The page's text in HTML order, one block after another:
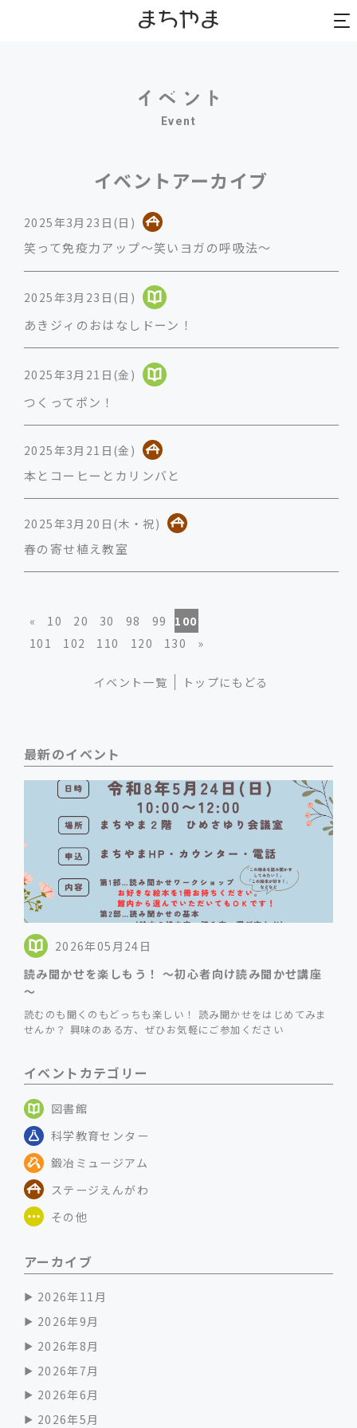
Event
イベントアーカイブ
2025年3月23日(日)
笑って免疫力アップ～笑いヨガの呼吸法～
2025年3月23日(日)
あきジィのおはなしドーン！
2025年3月21日(金)
つくってポン！
2025年3月21日(金)
本とコーヒーとカリンバと
2025年3月20日(木・祝)
春の寄せ植え教室
« 10 20 30 98 99
100
101
102 110 120 130 »
イベント一覧 トップにもどる
最新のイベント
2026年05月24日
読み聞かせを楽しもう！ ～初心者向け読み聞かせ講座
～
読むのも聞くのもどっちも楽しい！ 読み聞かせをはじめてみま
せんか？ 興味のある方、ぜひお気軽にご参加ください
イベントカテゴリー
図書館
科学教育センター
鍛冶ミュージアム
ステージえんがわ
その他
アーカイブ
2026年11月
2026年9月
2026年8月
2026年7月
2026年6月
2026年5月